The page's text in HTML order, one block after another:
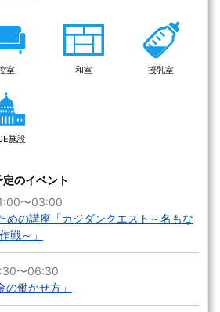
室 和室 授乳室
施設
のイベント
〜03:00
めの講座「カジダンクエスト～名もな
戦～」
〜06:30
働かせ方」